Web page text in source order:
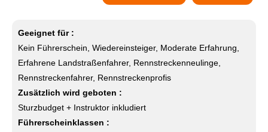
Geeignet für :
Kein Führerschein, Wiedereinsteiger, Moderate Erfahrung,
Erfahrene Landstraßenfahrer, Rennstreckenneulinge,
Rennstreckenfahrer, Rennstreckenprofis
Zusätzlich wird geboten :
Sturzbudget + Instruktor inkludiert
Führerscheinklassen :